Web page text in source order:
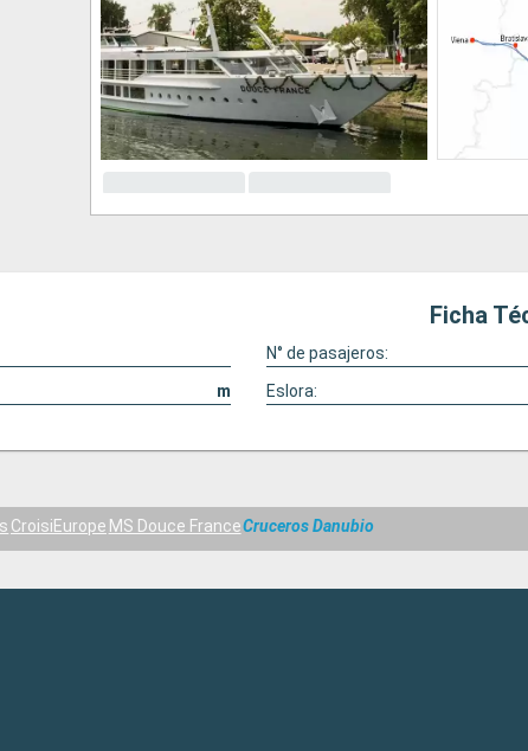
Ficha
N° de pasajeros:
m Eslora:
CroisiEurope MS Douce FranceCruceros Danubio